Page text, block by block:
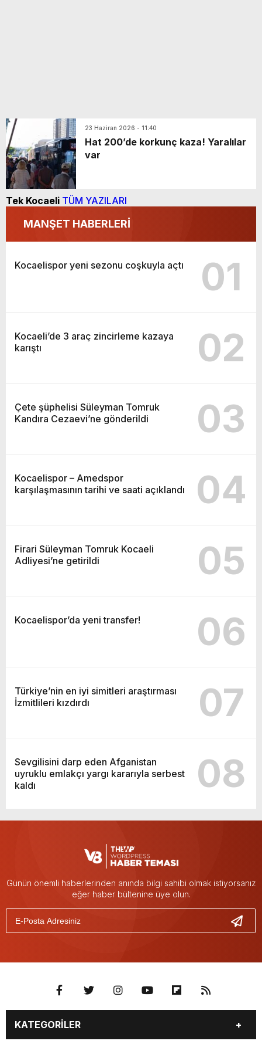
23 Haziran 2026 - 11:40
Hat 200’de korkunç kaza! Yaralılar
var
Tek Kocaeli TÜM YAZILARI
MANŞET HABERLERİ
Kocaelispor yeni sezonu coşkuyla açtı 01
Kocaeli’de 3 araç zincirleme kazaya
karıştı
02
Çete şüphelisi Süleyman Tomruk
Kandıra Cezaevi’ne gönderildi
03
Kocaelispor – Amedspor
karşılaşmasının tarihi ve saati açıklandı
04
Firari Süleyman Tomruk Kocaeli
Adliyesi’ne getirildi
05
Kocaelispor’da yeni transfer! 06
Türkiye’nin en iyi simitleri araştırması
İzmitlileri kızdırdı
07
Sevgilisini darp eden Afganistan
uyruklu emlakçı yargı kararıyla serbest
kaldı
08
Günün önemli haberlerinden anında bilgi sahibi olmak istiyorsanız
eğer haber bültenine üye olun.
KATEGORİLER